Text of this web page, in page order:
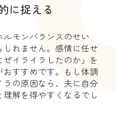
に捉える
モンバランスのせい
れません。感情に任せ
イライラしたのか」を
すすめです。もし体調
の原因なら、夫に自分
解を得やすくなるでし